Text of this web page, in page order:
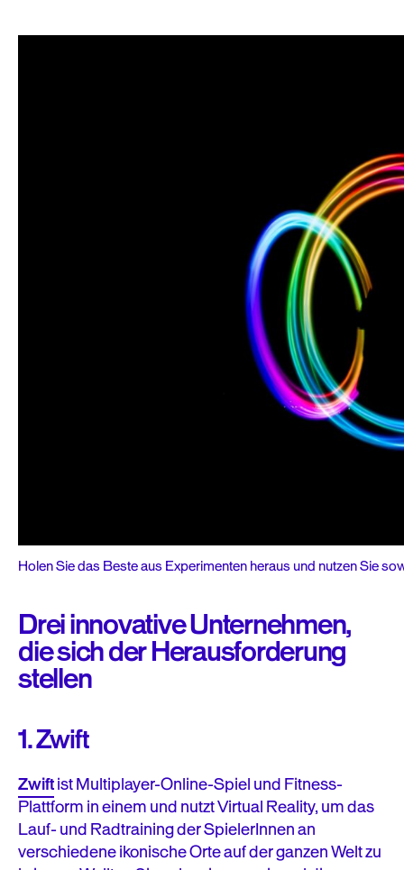
Holen Sie das Beste aus Experimenten heraus und nutzen Sie
Drei innovative Unternehmen,
die sich der Herausforderung
stellen
1. Zwift
Zwiftist Multiplayer-Online-Spiel und Fitness-
Plattform in einem und nutzt Virtual Reality, um das
Lauf- und Radtraining der SpielerInnen an
verschiedene ikonische Orte auf der ganzen Welt zu